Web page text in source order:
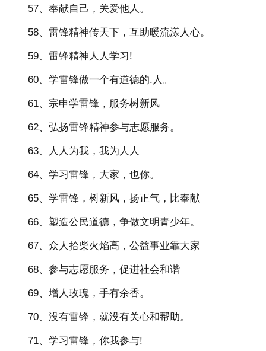
57、奉献自己，关爱他人。
58、雷锋精神传天下，互助暖流漾人心。
59、雷锋精神人人学习!
60、学雷锋做一个有道德的.人。
61、宗申学雷锋，服务树新风
62、弘扬雷锋精神参与志愿服务。
63、人人为我，我为人人
64、学习雷锋，大家，也你。
65、学雷锋，树新风，扬正气，比奉献
66、塑造公民道德，争做文明青少年。
67、众人拾柴火焰高，公益事业靠大家
68、参与志愿服务，促进社会和谐
69、增人玫瑰，手有余香。
70、没有雷锋，就没有关心和帮助。
71、学习雷锋，你我参与!